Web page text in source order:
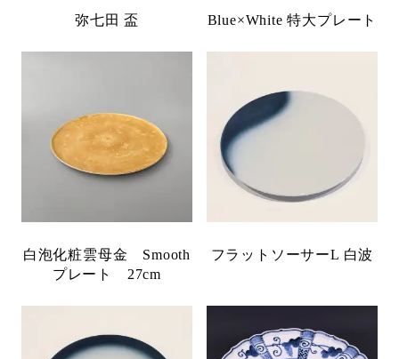
弥七田 盃 Blue×White 特大プレート
白泡化粧雲母金 Smooth
プレート 27cm
フラットソーサーL 白波